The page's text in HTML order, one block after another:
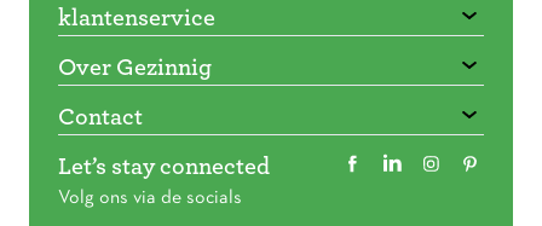
klantenservice
Over Gezinnig
Contact
Let’s stay connected
Volg ons via de socials